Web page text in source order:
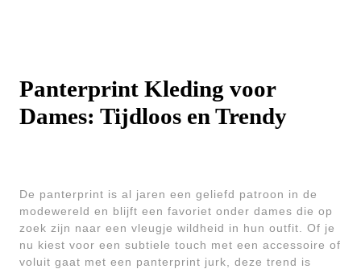
Panterprint Kleding voor
Dames: Tijdloos en Trendy
De panterprint is al jaren een geliefd patroon in de
modewereld en blijft een favoriet onder dames die op
zoek zijn naar een vleugje wildheid in hun outfit. Of je
nu kiest voor een subtiele touch met een accessoire of
voluit gaat met een panterprint jurk, deze trend is